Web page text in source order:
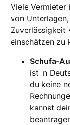
Viele Vermieter
von
Zuverlässigkeit
einschätzen zu
Schufa-
ist in
du keine
kannst